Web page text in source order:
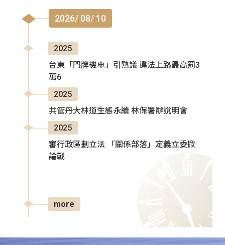
2026/ 08/ 10
2025
台東「門牌機車」引熱議 違法上路最高罰3
萬6
2025
共管丹大林道生態永續 林保署辦說明會
2025
審行政區劃立法 「關係部落」定義立委掀
論戰
more